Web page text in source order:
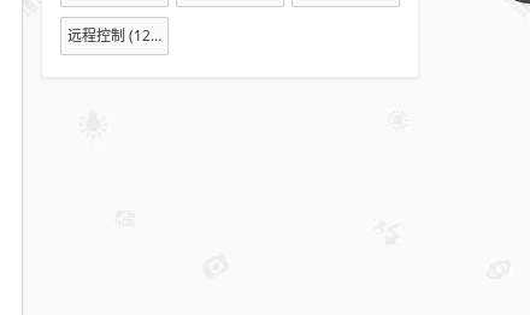
远程控制 (127)